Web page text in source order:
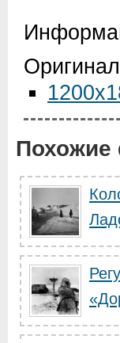
Похожие